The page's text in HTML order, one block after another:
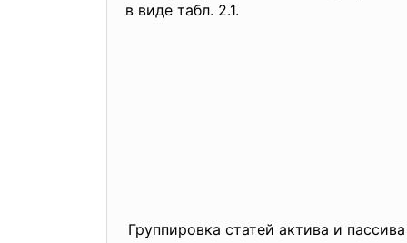
в виде табл. 2.1.
Группировка статей актива и пассива